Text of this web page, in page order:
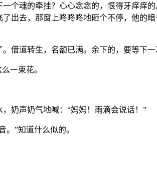
个魂的牵挂？心心念念的，恨得牙痒痒
出去，那窗上咚咚咚地砸个不停，他的
借道转生，名额已满。余下的，要等下一
一束花。
奶声奶气地喊：“妈妈！雨滴会说话！”
”知道什么似的。